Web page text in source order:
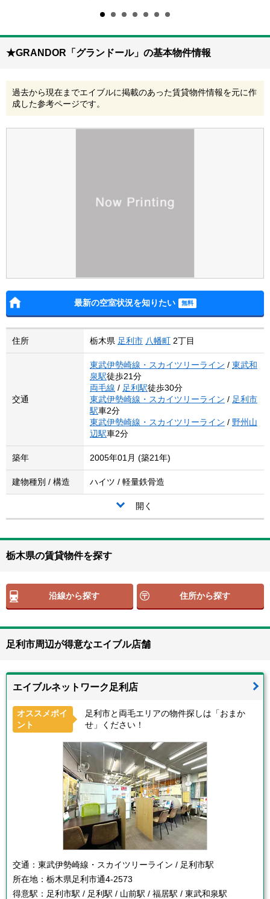
★GRANDOR「グランドール」の基本物件情報
過去から現在までエイブルに掲載のあった賃貸物件情報を元に作
成した参考ページです。
最新の空室状況を知りたい
住所 栃木県 足利市 八幡町 2丁目
交通
東武伊勢崎線・スカイツリーライン / 東武和
泉駅徒歩21分
両毛線 / 足利駅徒歩30分
東武伊勢崎線・スカイツリーライン / 足利市
駅車2分
東武伊勢崎線・スカイツリーライン / 野州山
辺駅車2分
築年 2005年01月 (築21年)
建物種別 / 構造 ハイツ / 軽量鉄骨造
開く
栃木県の賃貸物件を探す
沿線から探す 住所から探す
足利市周辺が得意なエイブル店舗
エイブルネットワーク足利店
オススメポイ
ント
足利市と両毛エリアの物件探しは「おまか
せ」ください！
交通： 東武伊勢崎線・スカイツリーライン / 足利市駅
所在地： 栃木県足利市通4-2573
得意駅： 足利市駅 / 足利駅 / 山前駅 / 福居駅 / 東武和泉駅